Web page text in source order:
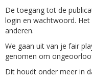
De toegang tot de
login en wachtwoord.
anderen.
We gaan uit van je fair
genomen om
Dit houdt onder meer in